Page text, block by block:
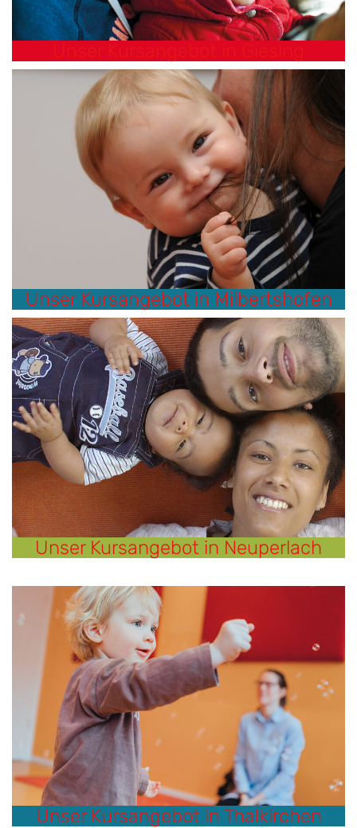
Unser Kursangebot in Milbertshofen
Unser Kursangebot in Neuperlach
Unser Kursangebot in Thalkirchen